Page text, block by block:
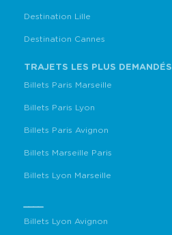
Destination Lille
Destination Cannes
TRAJETS LES PLUS DEMANDÉS
Billets Paris Marseille
Billets Paris Lyon
Billets Paris Avignon
Billets Marseille Paris
Billets Lyon Marseille
Billets Lyon Avignon